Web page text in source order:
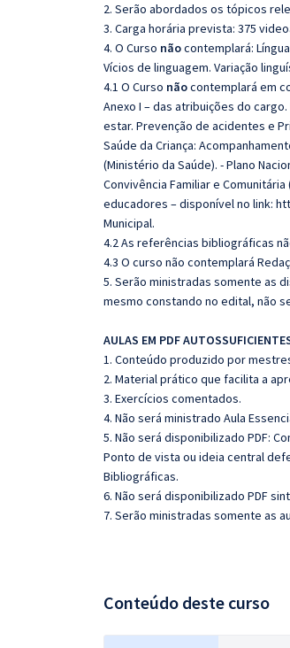
2. Serão abordados os tópicos
3. Carga horária prevista: 375
4. O Curso nãocontemplará:
Vícios de linguagem. Variação
4.1 O Curso nãocontemplará em
Anexo I – das atribuições do
estar. Prevenção de acidentes e
Saúde da Criança:
(Ministério da Saúde). - Plano
Convivência Familiar e
educadores – disponível no link:
Municipal.
4.2 As referências bibliográficas
4.3 O curso não contemplará
5. Serão ministradas somente as
mesmo constando no edital, não
AULAS EM PDF
1. Conteúdo produzido por
2. Material prático que facilita a
3. Exercícios comentados.
4. Não será ministrado Aula
5. Não será disponibilizado PDF:
Ponto de vista ou ideia central
Bibliográficas.
6. Não será disponibilizado PDF
7. Serão ministradas somente as
Conteúdo deste curso